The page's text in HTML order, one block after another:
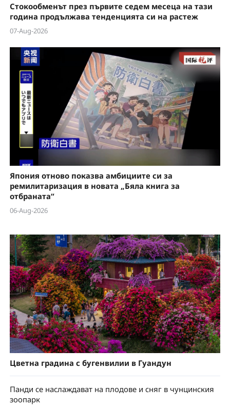
Стокообменът през първите седем месеца на тази
година продължава тенденцията си на растеж
07-Aug-2026
Япония отново показва амбициите си за
ремилитаризация в новата „Бяла книга за
отбраната“
06-Aug-2026
Цветна градина с бугенвилии в Гуандун
Панди се наслаждават на плодове и сняг в чунцинския
зоопарк